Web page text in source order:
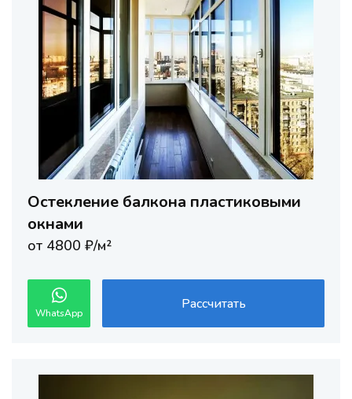
Остекление балкона пластиковыми
окнами
от 4800 ₽/м²
WhatsApp
Рассчитать